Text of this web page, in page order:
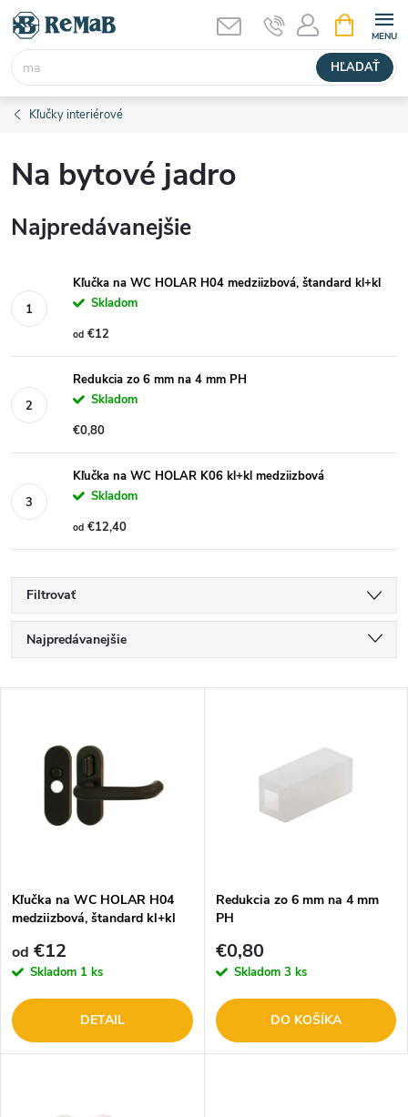
Prejsť
obsah
HĽADAŤ
KOŠÍK
Kľučky interiérové
Na bytové jadro
Najpredávanejšie
Kľučka na WC HOLAR H04 medziizbová, štandard kl+kl
Skladom
od €12
Redukcia zo 6 mm na 4 mm PH
Skladom
€0,80
Kľučka na WC HOLAR K06 kl+kl medziizbová
Skladom
od €12,40
Filtrovať
R
a
e
p
r
o
Najpredávanejšie
Abecedne
s
p
r
o
Kľučka na WC HOLAR H04
medziizbová, štandard kl+kl
od €12
Skladom 1 ks
DETAIL
Redukcia zo 6 mm na 4 mm
PH
€0,80
Skladom 3 ks
DO KOŠÍKA